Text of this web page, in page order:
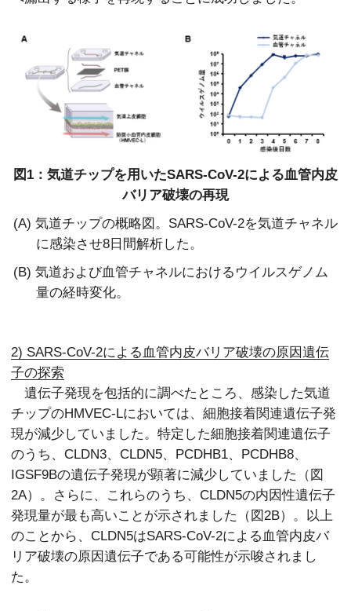
図1：気道チップを用いたSARS-CoV-2による血管内皮
バリア破壊の再現
(A) 気道チップの概略図。SARS-CoV-2を気道チャネル
に感染させ8日間解析した。
(B) 気道および血管チャネルにおけるウイルスゲノム
量の経時変化。
2) SARS-CoV-2による血管内皮バリア破壊の原因遺伝
子の探索
遺伝子発現を包括的に調べたところ、感染した気道
チップのHMVEC-Lにおいては、細胞接着関連遺伝子発
現が減少していました。特定した細胞接着関連遺伝子
のうち、CLDN3、CLDN5、PCDHB1、PCDHB8、
IGSF9Bの遺伝子発現が顕著に減少していました（図
2A）。さらに、これらのうち、CLDN5の内因性遺伝子
発現量が最も高いことが示されました（図2B）。以上
のことから、CLDN5はSARS-CoV-2による血管内皮バ
リア破壊の原因遺伝子である可能性が示唆されまし
た。